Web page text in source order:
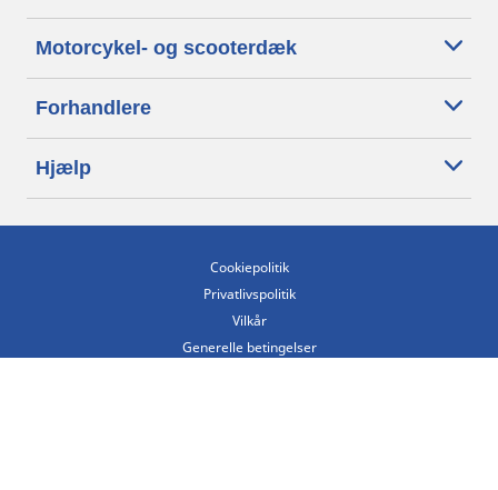
Motorcykel- og scooterdæk
Forhandlere
Hjælp
Cookiepolitik
Privatlivspolitik
Vilkår
Generelle betingelser